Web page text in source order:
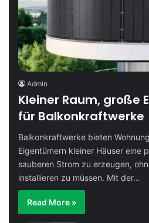
Admin
Kleiner Raum, große
für Balkonkraftwerke
Balkonkraftwerke bieten
Eigentümern kleiner Häuser eine
sauberen Strom zu erzeugen,
installieren zu müssen. Mit der…
Read More »